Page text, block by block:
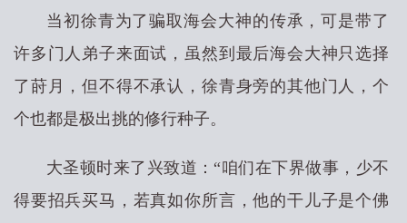
当初徐青为了骗取海会大神的传承，可是带了
许多门人弟子来面试，虽然到最后海会大神只选择
了莳月，但不得不承认，徐青身旁的其他门人，个
个也都是极出挑的修行种子。
大圣顿时来了兴致道：“咱们在下界做事，少不
得要招兵买马，若真如你所言，他的干儿子是个佛